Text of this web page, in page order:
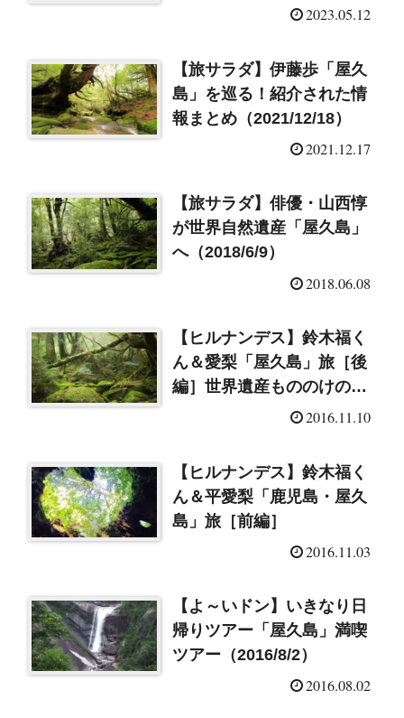
2023.05.12
【旅サラダ】伊藤歩「屋久
島」を巡る！紹介された情
報まとめ（2021/12/18）
2021.12.17
【旅サラダ】俳優・山西惇
が世界自然遺産「屋久島」
へ（2018/6/9）
2018.06.08
【ヒルナンデス】鈴木福く
ん＆愛梨「屋久島」旅［後
編］世界遺産もののけの森
2016.11.10
【ヒルナンデス】鈴木福く
ん＆平愛梨「鹿児島・屋久
島」旅［前編］
2016.11.03
【よ～いドン】いきなり日
帰りツアー「屋久島」満喫
ツアー（2016/8/2）
2016.08.02